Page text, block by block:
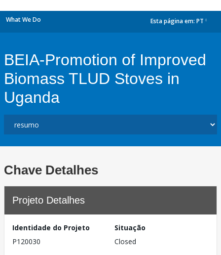
What We Do Esta página em: PT
BEIA-Promotion of Improved
Biomass TLUD Stoves in
Uganda
Chave Detalhes
Projeto Detalhes
Identidade do Projeto
P120030
Situação
Closed